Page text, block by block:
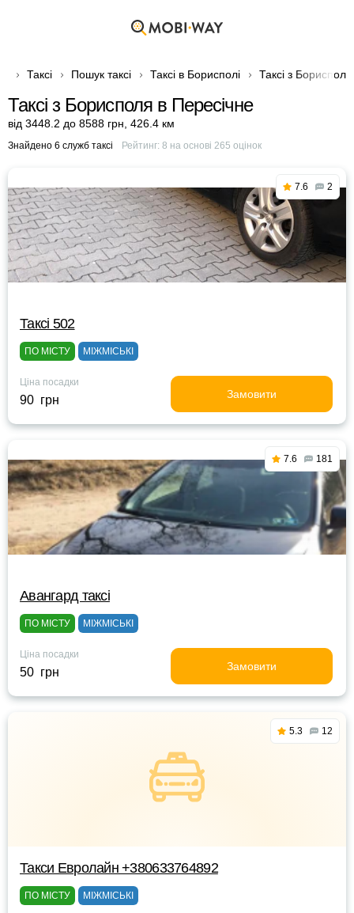
Таксі Пошук таксі Таксі в Борисполі Таксі з
Таксі з Борисполя в Пересічне
від 3448.2 до 8588 грн 426.4 км
Знайдено 6 служб таксі Рейтинг: 8 на основі 265 оцінок
7.6 2
Таксі 502
ПО МІСТУ МІЖМІСЬКІ
Ціна посадки
90 грн Замовити
7.6 181
Авангард таксі
ПО МІСТУ МІЖМІСЬКІ
Ціна посадки
50 грн Замовити
5.3 12
Такси Евролайн +380633764892
ПО МІСТУ МІЖМІСЬКІ